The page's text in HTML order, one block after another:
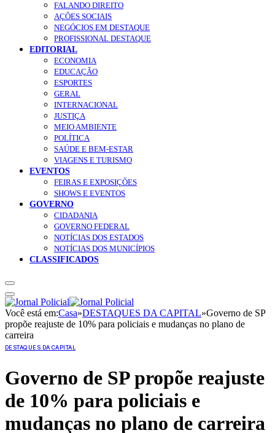
FALANDO DIREITO
AÇÕES SOCIAIS
NEGÓCIOS EM DESTAQUE
PROFISSIONAL DESTAQUE
EDITORIAL
ECONOMIA
EDUCAÇÃO
ESPORTES
GERAL
INTERNACIONAL
JUSTIÇA
MEIO AMBIENTE
POLÍTICA
SAÚDE E BEM-ESTAR
VIAGENS E TURISMO
EVENTOS
FEIRAS E EXPOSIÇÕES
SHOWS E EVENTOS
GOVERNO
CIDADANIA
GOVERNO FEDERAL
NOTÍCIAS DOS ESTADOS
NOTÍCIAS DOS MUNICÍPIOS
CLASSIFICADOS
Você está em:Casa»DESTAQUES DA CAPITAL»Governo de SP
propõe reajuste de 10% para policiais e mudanças no plano de
carreira
DESTAQUES DA CAPITAL
Governo de SP propõe reajuste
de 10% para policiais e
mudanças no plano de carreira